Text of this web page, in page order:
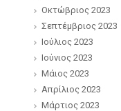
Οκτώβριος 2023
Σεπτέμβριος 2023
Ιούλιος 2023
Ιούνιος 2023
Μάιος 2023
Απρίλιος 2023
Μάρτιος 2023